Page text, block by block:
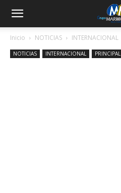
Inicio NOTICIAS INTERNACIONAL
NOTICIAS INTERNACIONAL PRINCIPAL